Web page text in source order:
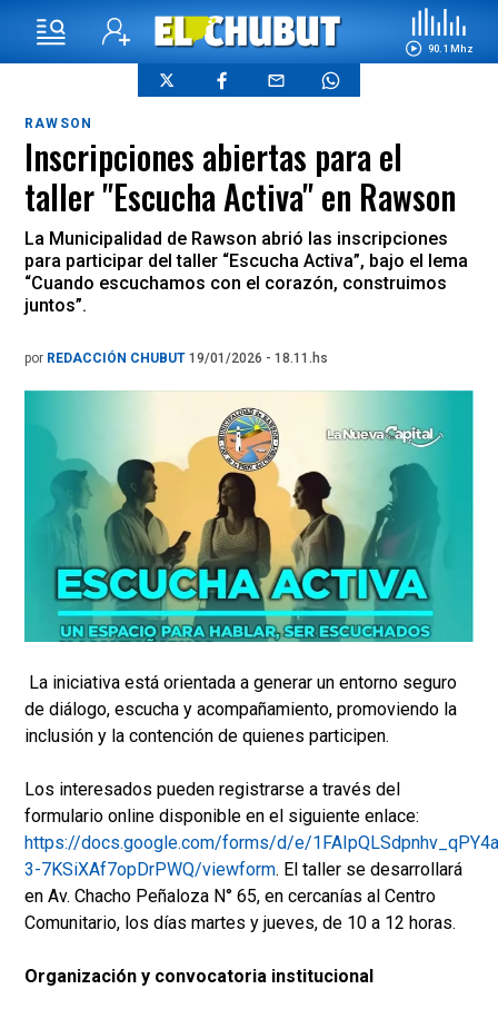
90.1 Mhz
RAWSON
Inscripciones abiertas para el
taller "Escucha Activa" en Rawson
La Municipalidad de Rawson abrió las inscripciones
para participar del taller “Escucha Activa”, bajo el lema
“Cuando escuchamos con el corazón, construimos
juntos”.
por REDACCIÓN CHUBUT 19/01/2026 - 18.11.hs
La iniciativa está orientada a generar un entorno seguro
de diálogo, escucha y acompañamiento, promoviendo la
inclusión y la contención de quienes participen.
Los interesados pueden registrarse a través del
formulario online disponible en el siguiente enlace:
https://docs.google.com/forms/d/e/
3-7KSiXAf7opDrPWQ/viewform. El taller se desarrollará
en Av. Chacho Peñaloza N° 65, en cercanías al Centro
Comunitario, los días martes y jueves, de 10 a 12 horas.
Organización y convocatoria institucional